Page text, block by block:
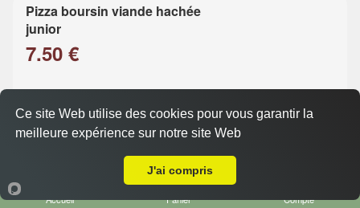
Pizza boursin viande hachée
junior
7.50 €
Accueil Panier Compte
Ce site Web utilise des cookies pour vous garantir la
meilleure expérience sur notre site Web
J'ai compris